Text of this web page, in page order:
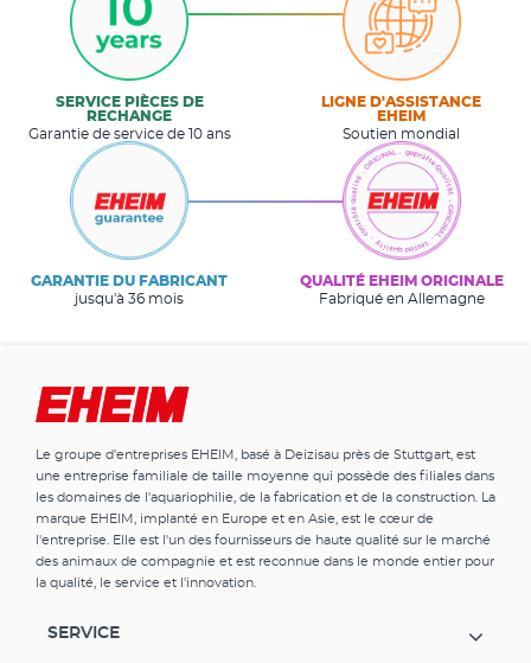
SERVICE PIÈCES DE
RECHANGE
Garantie de service de 10 ans
LIGNE D'ASSISTANCE
EHEIM
Soutien mondial
GARANTIE DU FABRICANT
jusqu'à 36 mois
QUALITÉ EHEIM ORIGINALE
Fabriqué en Allemagne
Le groupe d'entreprises EHEIM, basé à Deizisau près de Stuttgart, est
une entreprise familiale de taille moyenne qui possède des filiales dans
les domaines de l'aquariophilie, de la fabrication et de la construction. La
marque EHEIM, implanté en Europe et en Asie, est le cœur de
l'entreprise. Elle est l'un des fournisseurs de haute qualité sur le marché
des animaux de compagnie et est reconnue dans le monde entier pour
la qualité, le service et l'innovation.
SERVICE